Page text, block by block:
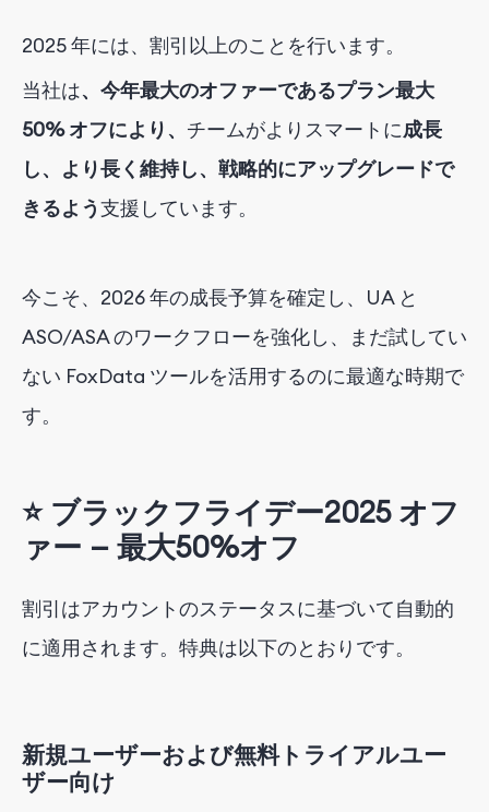
2025 年には、割引以上のことを行います。
当社は、今年最大のオファーであるプラン最大
50% オフにより、 チームがより スマート に成長
し、より長く維持し、戦略的にアップグレードで
きるよう支援しています。
今こそ、2026 年の成長予算を確定し、UA と
ASO/ASA のワークフローを強化し、まだ試してい
ない FoxData ツールを活用するのに最適な時期で
す。
⭐ ブラックフライデー2025 オフ
ァー — 最大50%オフ
割引はアカウントのステータスに基づいて自動的
に適用されます。特典は以下のとおりです。
新規ユーザーおよび無料トライアルユー
ザー向け